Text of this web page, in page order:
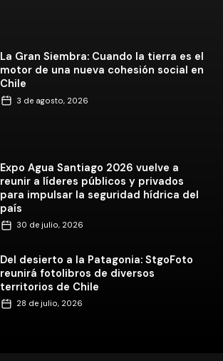
La Gran Siembra: Cuando la tierra es el
motor de una nueva cohesión social en
Chile
3 de agosto, 2026
Expo Agua Santiago 2026 vuelve a
reunir a líderes públicos y privados
para impulsar la seguridad hídrica del
país
30 de julio, 2026
Del desierto a la Patagonia: StgoFoto
reunirá fotolibros de diversos
territorios de Chile
28 de julio, 2026